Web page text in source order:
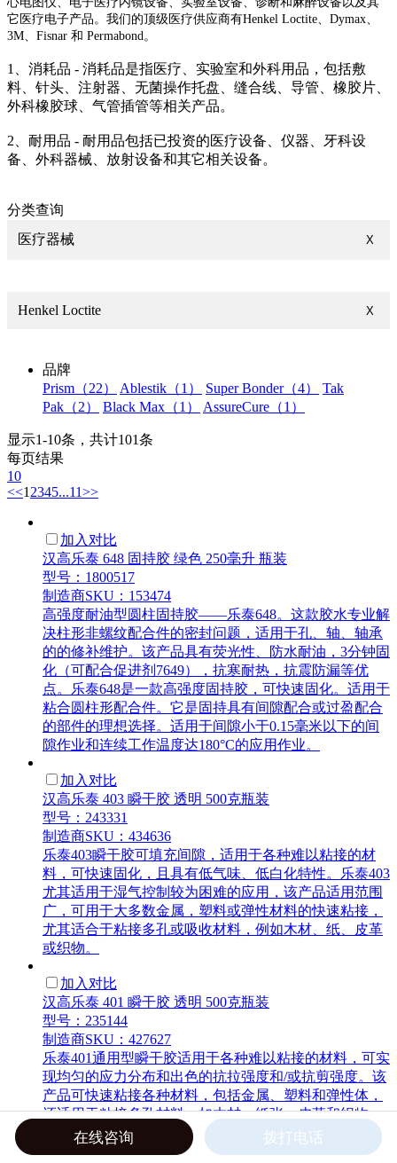
它医疗电子产品。我们的顶级医疗供应商有Henkel Loctite、Dymax、
3M、Fisnar 和 Permabond。
1、消耗品 - 消耗品是指医疗、实验室和外科用品，包括敷
料、针头、注射器、无菌操作托盘、缝合线、导管、橡胶片、
外科橡胶球、气管插管等相关产品。
2、耐用品 - 耐用品包括已投资的医疗设备、仪器、牙科设
备、外科器械、放射设备和其它相关设备。
分类查询
医疗器械
X
Henkel Loctite X
品牌
Prism（22）
Ablestik（1） Super Bonder（4）
Tak
Pak（2）
Black Max（1） AssureCure（1）
显示1-10条，共计101条
每页结果
10
<<1 2345...11>>
加入对比
汉高乐泰 648 固持胶 绿色 250毫升 瓶装
型号：1800517
制造商SKU：153474
高强度耐油型圆柱固持胶——乐泰648。这款胶水专业解
决柱形非螺纹配合件的密封问题，适用于孔、轴、轴承
的的修补维护。该产品具有荧光性、防水耐油，3分钟固
化（可配合促进剂7649），抗寒耐热，抗震防漏等优
点。乐泰648是一款高强度固持胶，可快速固化。适用于
粘合圆柱形配合件。它是固持具有间隙配合或过盈配合
的部件的理想选择。适用于间隙小于0.15毫米以下的间
隙作业和连续工作温度达180°C的应用作业。
加入对比
汉高乐泰 403 瞬干胶 透明 500克瓶装
型号：243331
制造商SKU：434636
乐泰403瞬干胶可填充间隙，适用于各种难以粘接的材
料，可快速固化，且具有低气味、低白化特性。乐泰403
尤其适用于湿气控制较为困难的应用，该产品适用范围
广，可用于大多数金属，塑料或弹性材料的快速粘接，
尤其适合于粘接多孔或吸收材料，例如木材、纸、皮革
或织物。
加入对比
汉高乐泰 401 瞬干胶 透明 500克瓶装
型号：235144
制造商SKU：427627
乐泰401通用型瞬干胶适用于各种难以粘接的材料，可实
现均匀的应力分布和出色的抗拉强度和/或抗剪强度。该
产品可快速粘接各种材料，包括金属、塑料和弹性体，
还适用于粘接多孔材料，如木材、纸张、皮革和织物。
非常适合各类快速维修作业以及各类小型应急修理。
在线咨询 拨打电话